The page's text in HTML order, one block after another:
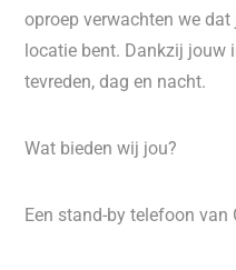
oproep verwachten we
locatie bent. Dankzij jouw
tevreden, dag en nacht.
Wat bieden wij jou?
Een stand-by telefoon van